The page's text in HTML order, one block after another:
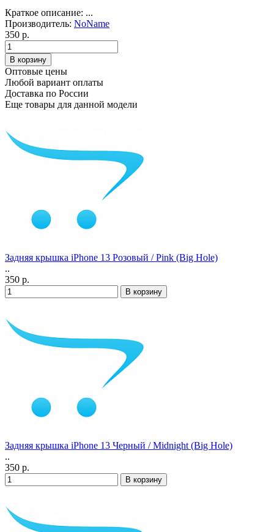
Краткое описание: ...
Производитель: NoName
350 р.
Оптовые цены
Любой вариант оплаты
Доставка по России
Еще товары для данной модели
Задняя крышка iPhone 13 Розовый / Pink (Big Hole)
..
350 р.
Задняя крышка iPhone 13 Черный / Midnight (Big Hole)
..
350 р.